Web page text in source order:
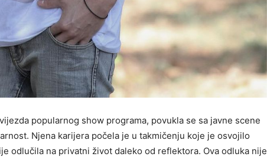
popularnog show programa, povukla se sa javne scene
Njena karijera počela je u takmičenju koje je osvojilo
odlučila na privatni život daleko od reflektora. Ova odluka nije